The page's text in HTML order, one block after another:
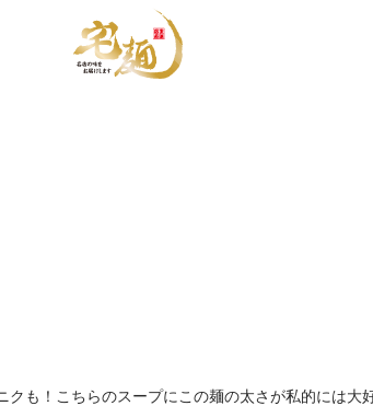
も！こちらのスープにこの麺の太さが私的には大